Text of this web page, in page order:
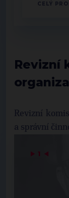
CELÝ
Revizní
Revizní
a správní
▶ 1 ◀